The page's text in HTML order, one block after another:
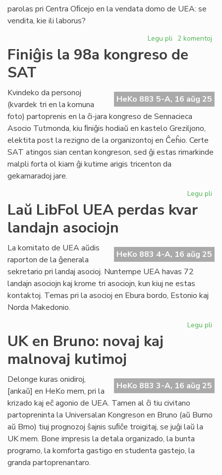
parolas pri Centra Oﬁcejo en la vendata domo de UEA: se
vendita, kie ili laborus?
Legu pli pri
TEJO
urĝe
por
volontulado
2 komentoj
Finiĝis la 98a kongreso de
SAT
HeKo 883 5-A, 16 aŭg 25
Kvindeko da personoj
(kvardek tri en la komuna
foto) partoprenis en la ĉi-jara kongreso de Sennacieca
Asocio Tutmonda, kiu ﬁniĝis hodiaŭ en kastelo Greziljono,
elektita post la rezigno de la organizontoj en Ĉeĥio. Certe
SAT atingos sian centan kongreson, sed ĝi estas rimarkinde
malpli forta ol kiam ĝi kutime arigis tricenton da
gekamaradoj jare.
Legu pli
de
Laŭ LibFol UEA perdas kvar
landajn asociojn
HeKo 883 4-A, 16 aŭg 25
La komitato de UEA aŭdis
raporton de la ĝenerala
sekretario pri landaj asocioj. Nuntempe UEA havas 72
landajn asociojn kaj krome tri asociojn, kun kiuj ne estas
kontaktoj. Temas pri la asocioj en Ebura bordo, Estonio kaj
Norda Makedonio.
Legu pli
UK en Bruno: novaj kaj
malnovaj kutimoj
HeKo 883 3-A, 16 aŭg 25
Delonge kuras onidiroj,
[ankaŭ] en HeKo mem, pri la
krizado kaj eĉ agonio de UEA. Tamen al ĉi tiu civitano
partopreninta la Universalan Kongreson en Bruno (aŭ Burno
aŭ Brno) tiuj prognozoj ŝajnis suﬁĉe troigitaj, se juĝi laŭ la
UK mem. Bone impresis la detala organizado, la bunta
programo, la komforta gastigo en studenta gastejo, la
granda partoprenantaro.